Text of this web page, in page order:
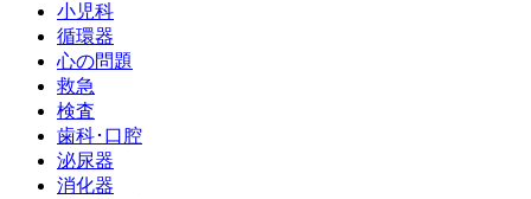
小児科
循環器
心の問題
救急
検査
歯科･口腔
泌尿器
消化器